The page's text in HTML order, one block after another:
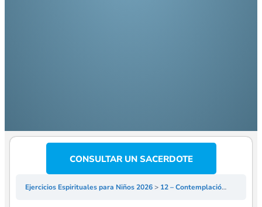
CONSULTAR UN SACERDOTE
Ejercicios Espirituales para Niños 2026 12 – Contemplación sobre el Nacimiento de Jesús- P Jesús Segura – Ejercicios Espirituales para niños